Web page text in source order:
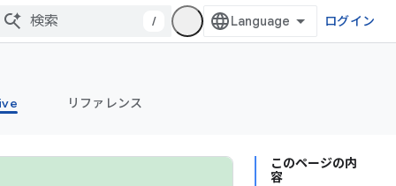
/ ログイン
リファレンス
このページの内
容